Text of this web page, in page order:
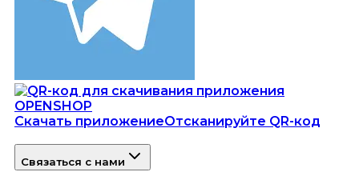
Скачать приложениеОтсканируйте QR-код
Связаться с нами